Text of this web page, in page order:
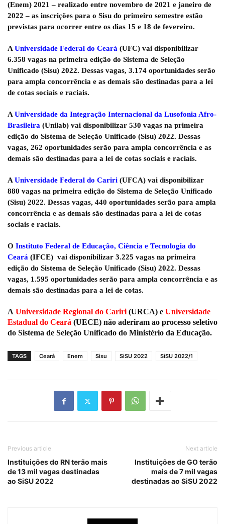
(Enem) 2021 – realizado entre novembro de 2021 e janeiro de
2022 – as inscrições para o Sisu do primeiro semestre estão
previstas para ocorrer entre os dias 15 e 18 de fevereiro.
AUniversidade Federal do Ceará (UFC) vai disponibilizar
6.358 vagas na primeira edição do Sistema de Seleção
Unificado (Sisu) 2022. Dessas vagas, 3.174 oportunidades serão
para ampla concorrência e as demais são destinadas para a lei
de cotas sociais e raciais.
AUniversidade da Integração Internacional da Lusofonia Afro-
Brasileira (Unilab) vai disponibilizar 530 vagas na primeira
edição do Sistema de Seleção Unificado (Sisu) 2022. Dessas
vagas, 262 oportunidades serão para ampla concorrência e as
demais são destinadas para a lei de cotas sociais e raciais.
AUniversidade Federal do Cariri (UFCA) vai disponibilizar
880 vagas na primeira edição do Sistema de Seleção Unificado
(Sisu) 2022. Dessas vagas, 440 oportunidades serão para ampla
concorrência e as demais são destinadas para a lei de cotas
sociais e raciais.
O Instituto Federal de Educação, Ciência e Tecnologia do
Ceará (IFCE) vai disponibilizar 3.225 vagas na primeira
edição do Sistema de Seleção Unificado (Sisu) 2022. Dessas
vagas, 1.595 oportunidades serão para ampla concorrência e as
demais são destinadas para a lei de cotas.
A Universidade Regional do Cariri (URCA) e Universidade
Estadual do Ceará (UECE) não aderiram ao processo seletivo
do Sistema de Seleção Unificado do Ministério da Educação.
TAGS Ceará Enem Sisu SiSU 2022 SiSU 2022/1
Previous article
Instituições do RN terão mais
de 13 mil vagas destinadas
ao SiSU 2022
Next article
Instituições de GO terão
mais de 7 mil vagas
destinadas ao SiSU 2022